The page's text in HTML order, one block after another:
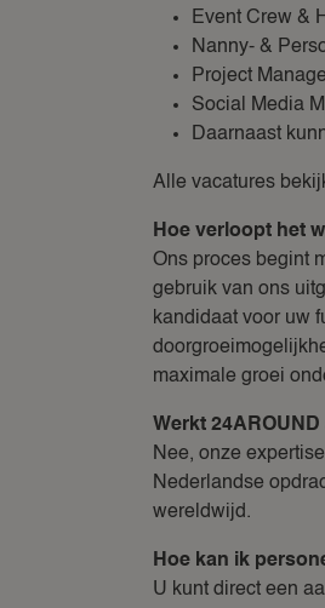
Event Crew &
Nanny- &
Project
Social Media
Daarnaast
Alle vacatures
Hoe verloopt het
Ons proces begint
gebruik van ons
kandidaat voor uw
maximale groei
Werkt
Nee, onze
Nederlandse
wereldwijd.
Hoe kan ik
U kunt direct een